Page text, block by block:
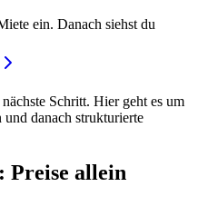
ein. Danach siehst du
Schritt. Hier geht es um
und danach strukturierte
Preise allein